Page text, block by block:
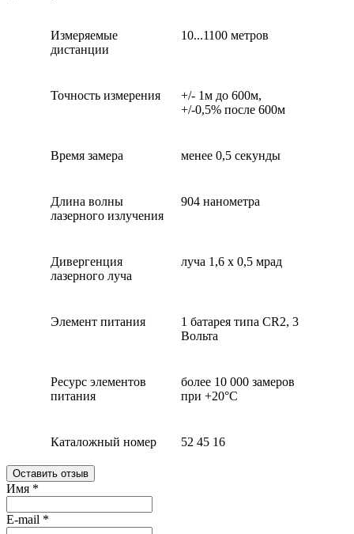
Измеряемые
дистанции
10...1100 метров
Точность измерения
+/- 1м до 600м,
+/-0,5% после 600м
Время замера менее 0,5 секунды
Длина волны
лазерного излучения
904 нанометра
Дивергенция
лазерного луча
луча 1,6 х 0,5 мрад
Элемент питания
1 батарея типа CR2, 3
Вольта
Ресурс элементов
питания
более 10 000 замеров
при +20°C
Каталожный номер 52 45 16
Оставить отзыв
Имя *
E-mail *